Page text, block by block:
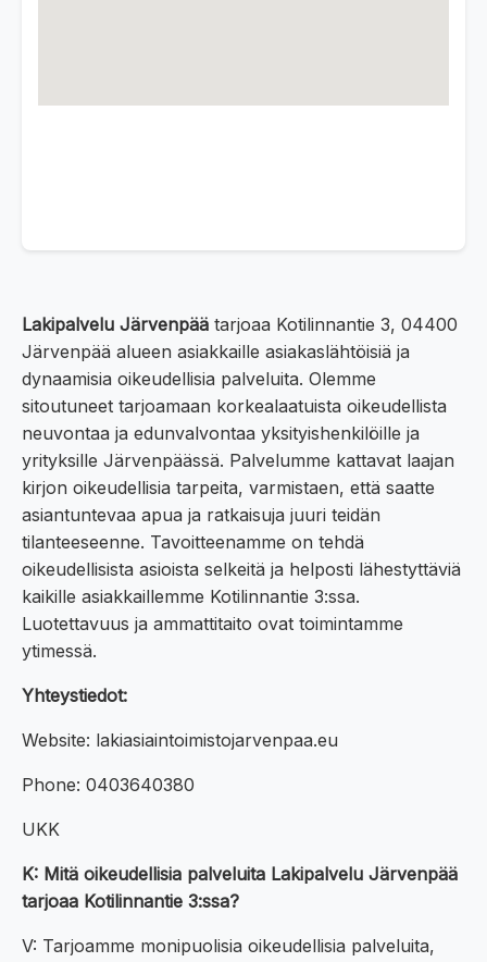
Lakipalvelu Järvenpää tarjoaa Kotilinnantie 3, 04400
Järvenpää alueen asiakkaille asiakaslähtöisiä ja
dynaamisia oikeudellisia palveluita. Olemme
sitoutuneet tarjoamaan korkealaatuista oikeudellista
neuvontaa ja edunvalvontaa yksityishenkilöille ja
yrityksille Järvenpäässä. Palvelumme kattavat laajan
kirjon oikeudellisia tarpeita, varmistaen, että saatte
asiantuntevaa apua ja ratkaisuja juuri teidän
tilanteeseenne. Tavoitteenamme on tehdä
oikeudellisista asioista selkeitä ja helposti lähestyttäviä
kaikille asiakkaillemme Kotilinnantie 3:ssa.
Luotettavuus ja ammattitaito ovat toimintamme
ytimessä.
Yhteystiedot:
Website: lakiasiaintoimistojarvenpaa.eu
Phone: 0403640380
UKK
K: Mitä oikeudellisia palveluita Lakipalvelu Järvenpää
tarjoaa Kotilinnantie 3:ssa?
V: Tarjoamme monipuolisia oikeudellisia palveluita,